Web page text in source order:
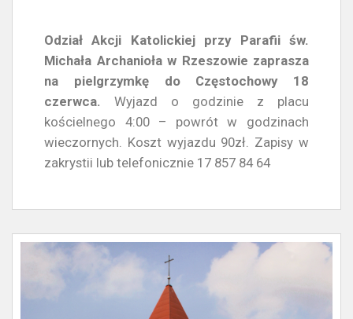
Odział Akcji Katolickiej przy Parafii św.
Michała Archanioła w Rzeszowie zaprasza
na pielgrzymkę do Częstochowy 18
czerwca. Wyjazd o godzinie z placu
kościelnego 4:00 – powrót w godzinach
wieczornych. Koszt wyjazdu 90zł. Zapisy w
zakrystii lub telefonicznie 17 857 84 64